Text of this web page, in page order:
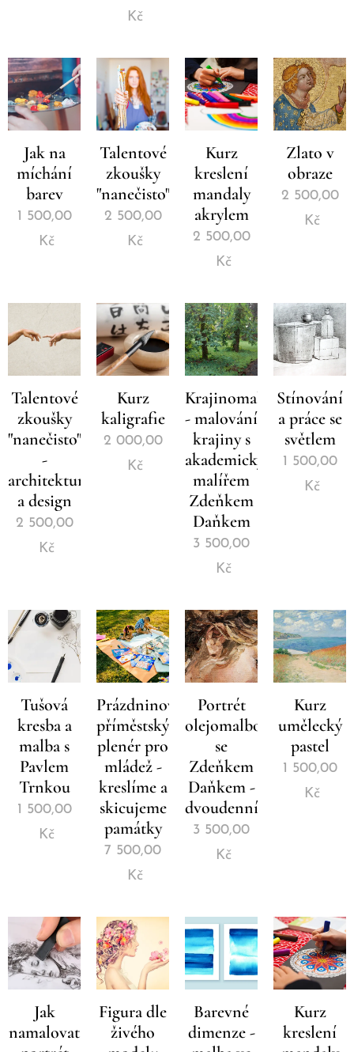
Kč
Jak na
míchání
barev
1 500,00
Kč
Talentové
zkoušky
"nanečisto"
2 500,00
Kč
Kurz
kreslení
mandaly
akrylem
2 500,00
Kč
Zlato v
obraze
2 500,00
Kč
Talentové
zkoušky
"nanečisto"
-
architektura
a design
2 500,00
Kč
Kurz
kaligrafie
2 000,00
Kč
Krajinomalba
- malování
krajiny s
akademickým
malířem
Zdeňkem
Daňkem
3 500,00
Kč
Stínování
a práce se
světlem
1 500,00
Kč
Tušová
kresba a
malba s
Pavlem
Trnkou
1 500,00
Kč
Prázdninový
příměstský
plenér pro
mládež -
kreslíme a
skicujeme
památky
7 500,00
Kč
Portrét
olejomalbou
se
Zdeňkem
Daňkem -
dvoudenní
3 500,00
Kč
Kurz
umělecký
pastel
1 500,00
Kč
Jak
namalovat
Figura dle
živého
Barevné
dimenze -
Kurz
kreslení